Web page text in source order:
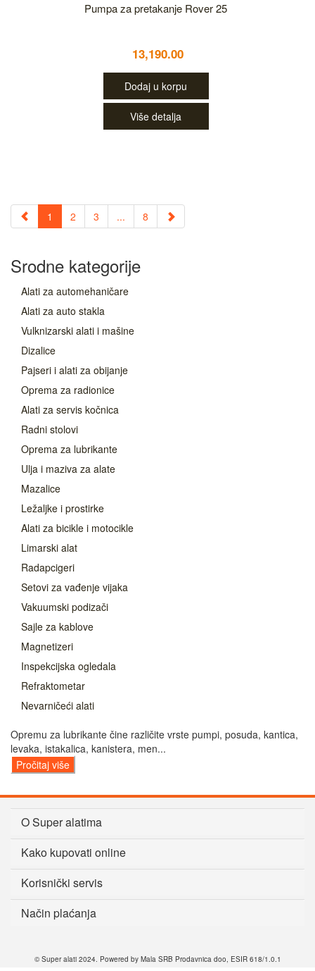
Pumpa za pretakanje Rover 25
13,190.00
Dodaj u korpu
Više detalja
1 2 3 ... 8
Srodne kategorije
Alati za automehaničare
Alati za auto stakla
Vulknizarski alati i mašine
Dizalice
Pajseri i alati za obijanje
Oprema za radionice
Alati za servis kočnica
Radni stolovi
Oprema za lubrikante
Ulja i maziva za alate
Mazalice
Ležaljke i prostirke
Alati za bicikle i motocikle
Limarski alat
Radapcigeri
Setovi za vađenje vijaka
Vakuumski podizači
Sajle za kablove
Magnetizeri
Inspekcijska ogledala
Refraktometar
Nevarničeći alati
Opremu za lubrikante čine različite vrste pumpi, posuda, kantica,
levaka, istakalica, kanistera, men...
Pročitaj više
O Super alatima
Kako kupovati online
Korisnički servis
Način plaćanja
© Super alati 2024. Powered by Mala SRB Prodavnica doo, ESIR 618/1.0.1